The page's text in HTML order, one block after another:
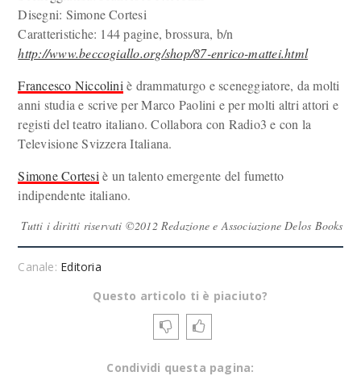
Disegni: Simone Cortesi
Caratteristiche: 144 pagine, brossura, b/n
http://www.beccogiallo.org/shop/87-enrico-mattei.html
Francesco Niccolini è drammaturgo e sceneggiatore, da molti
anni studia e scrive per Marco Paolini e per molti altri attori e
registi del teatro italiano. Collabora con Radio3 e con la
Televisione Svizzera Italiana.
Simone Cortesi è un talento emergente del fumetto
indipendente italiano.
Tutti i diritti riservati ©2012 Redazione e Associazione Delos Books
Canale: Editoria
Questo articolo ti è piaciuto?
Condividi questa pagina: